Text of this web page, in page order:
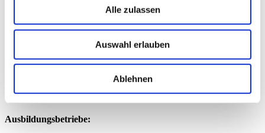
Alle zulassen
Auswahl erlauben
Ablehnen
feinmechanischen Erzeugnissen
Einzelhandel mit Foto- und optischen Erzeugnissen
Karriereperspektiven:
Fortbildung: Technische/-r Fachwirt/-in (DQR 6
Bachelorniveau)
Ausbildungsbetriebe: